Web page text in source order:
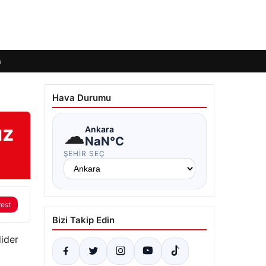
Hava Durumu
☁Ankara
NaN°C
ŞEHIR SEÇ
Bizi Takip Edin